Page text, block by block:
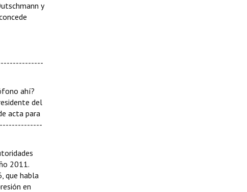
y
ahí?
del
acta para
2011.
que habla
en